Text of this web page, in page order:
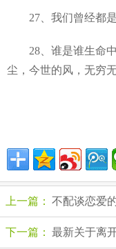
27、我们曾经都是
28、谁是谁生命中
尘，今世的风，无穷
上一篇： 不配谈恋爱
下一篇： 最新关于离